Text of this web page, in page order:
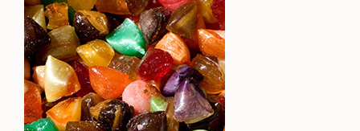
Berlingots, bois cassés,
sucettes, guimauves,
niniches...